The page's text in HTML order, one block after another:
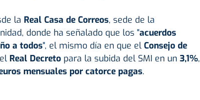
la Real Casa de Correos, sede de la
donde ha señalado que los "acuerdos
a todos", el mismo día en que el Consejo de
Real Decretopara la subida del SMI en un 3,1%,
mensuales por catorce pagas.